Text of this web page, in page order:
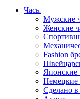
Часы
Мужские
Женские
Fashion
Японские
Немецкие
Сделано в